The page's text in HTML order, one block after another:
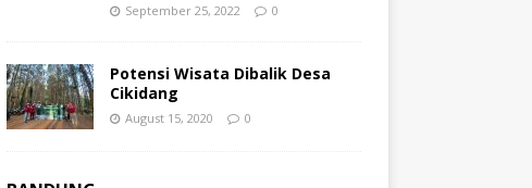
September 25, 2022 0
Potensi Wisata Dibalik Desa
Cikidang
August 15, 2020 0